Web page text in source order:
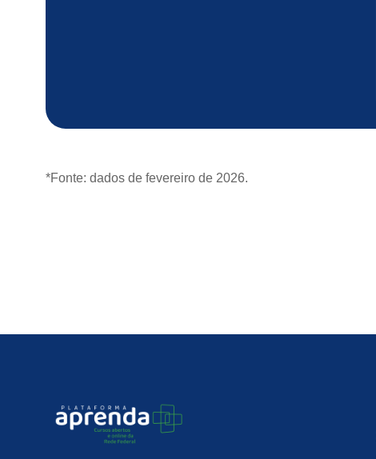
*Fonte: dados de fevereiro de 2026.